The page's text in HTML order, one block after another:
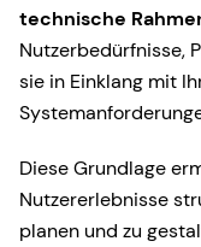
technische
Nutzerbedürfnisse,
sie in Einklang mit
Diese Grundlage
Nutzererlebnisse
planen und zu